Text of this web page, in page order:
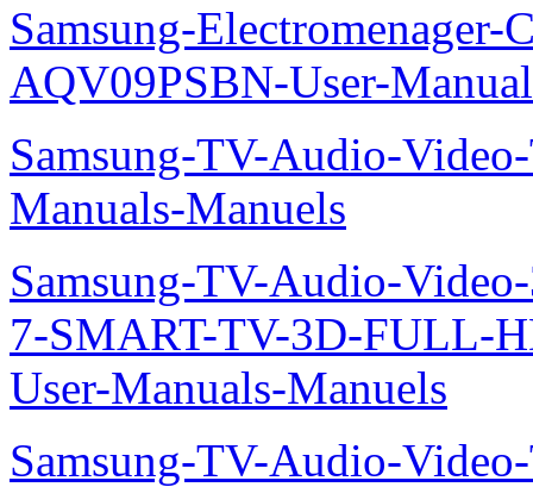
Samsung-
AQV09PSBN-User-
Samsung-TV-Audio-
Manuals-Manuels
Samsung-TV-Audio-
7-SMART-TV-3D-FULL-
User-Manuals-Manuels
Samsung-TV-Audio-